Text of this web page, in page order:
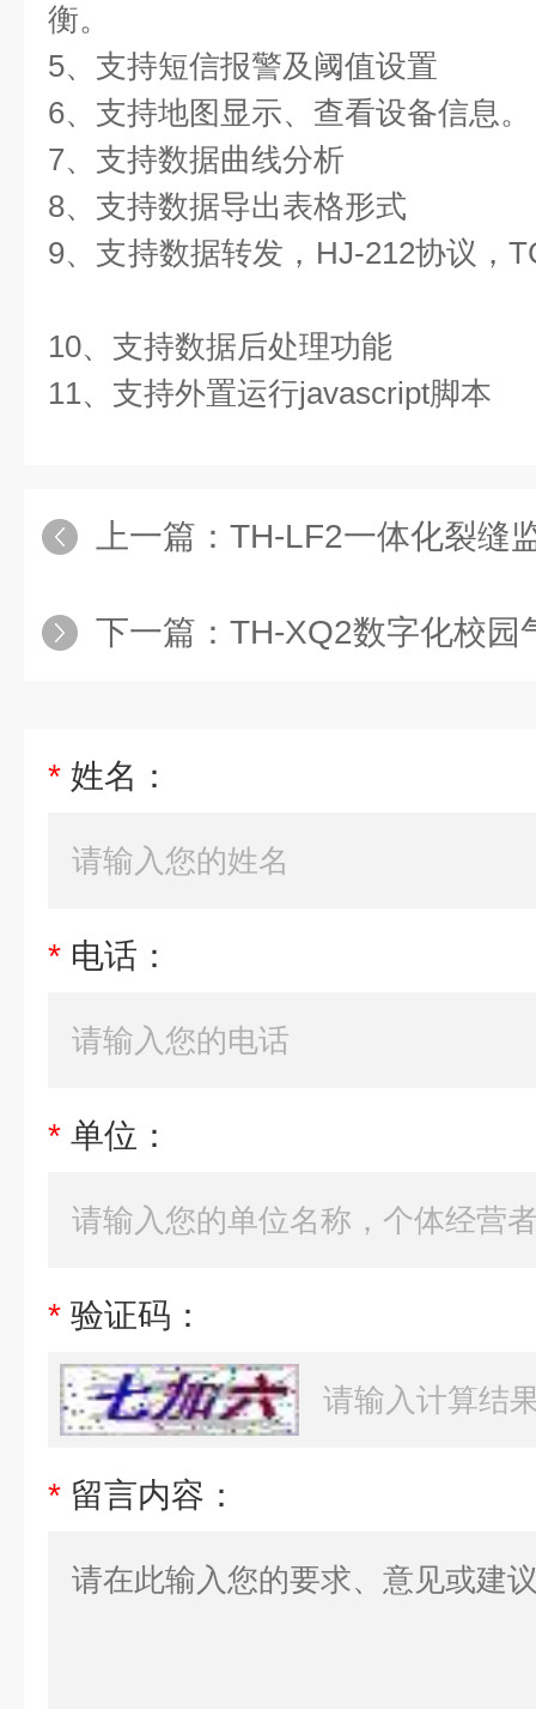
衡。
5、支持短信报警及阈值设置
6、支持地图显示、查看设备信息
7、支持数据曲线分析
8、支持数据导出表格形式
9、支持数据转发，HJ-212协议，
10、支持数据后处理功能
11、支持外置运行javascript脚本
上一篇： TH-LF2一体化裂缝
下一篇： TH-XQ2数字化校园
* 姓名：
* 电话：
* 单位：
* 验证码：
* 留言内容：